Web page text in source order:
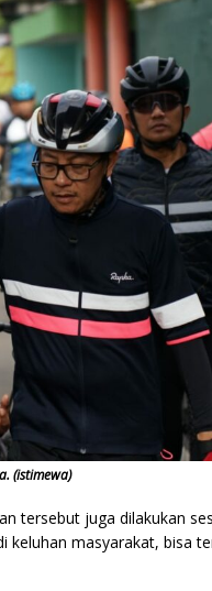
(istimewa)
tersebut juga dilakukan
keluhan masyarakat, bisa